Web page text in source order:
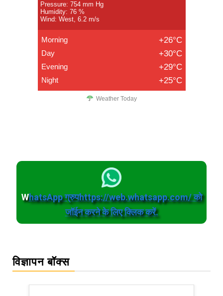
Pressure: 754 mm Hg
Humidity: 76 %
Wind: West, 6.2 m/s
Morning +26°C
Day +30°C
Evening +29°C
Night +25°C
Weather Today
WhatsApp ग्रुपhttps://web.whatsapp.com/ को
जॉईन करने के लिए क्लिक करें.
विज्ञापन बॉक्स